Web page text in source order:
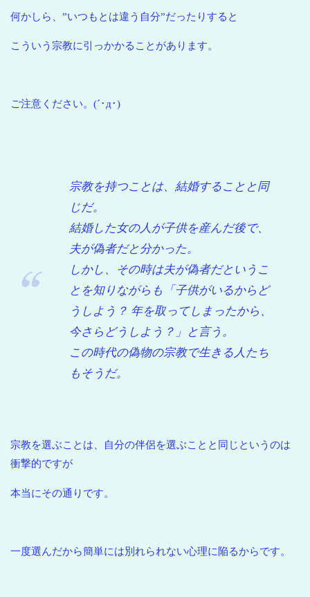
何かしら、”いつもとは違う自分”だったりすると
こういう宗教に引っかかることがあります。
ご注意ください。(´･д･)
宗教を持つことは、結婚することと同
じだ。
結婚した女の人が子供を産んだ後で、
夫が偽者だと分かった。
しかし、その時は夫が偽者だというこ
とを知りながらも「子供がいるからど
うしよう？ 年を取ってしまったから、
今さらどうしよう？」と言う。
この時代の偽物の宗教で生きる人たち
もそうだ。
宗教を選ぶことは、自分の伴侶を選ぶことと同じというのは
衝撃的ですが
本当にその通りです。
一度選んだから簡単には別れられない心理に陥るからです。